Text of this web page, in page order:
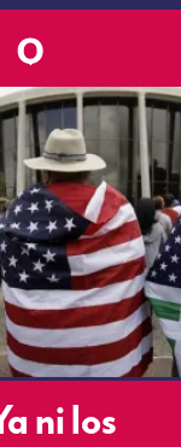
ni los